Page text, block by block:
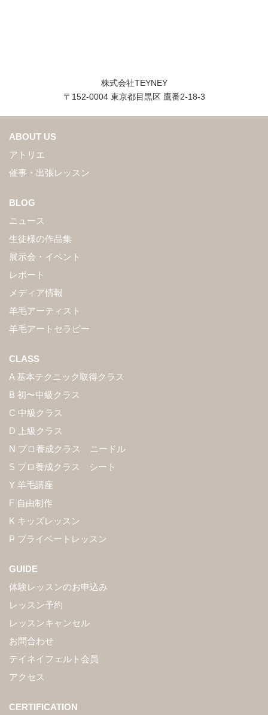
株式会社TEYNEY
〒152-0004 東京都目黒区 鷹番2-18-3
ABOUT US
アトリエ
催事・出張レッスン
BLOG
ニュース
生徒様の作品集
展示会・イベント
レポート
メディア情報
羊毛アーティスト
羊毛アートセラピー
CLASS
A 基本テクニック取得クラス
B 初〜中級クラス
C 中級クラス
D 上級クラス
N プロ養成クラス ニードル
S プロ養成クラス シート
Y 羊毛講座
F 自由制作
K キッズレッスン
P プライベートレッスン
GUIDE
体験レッスンのお申込み
レッスン予約
レッスンキャンセル
お問合わせ
テイネイフェルト会員
アクセス
CERTIFICATION